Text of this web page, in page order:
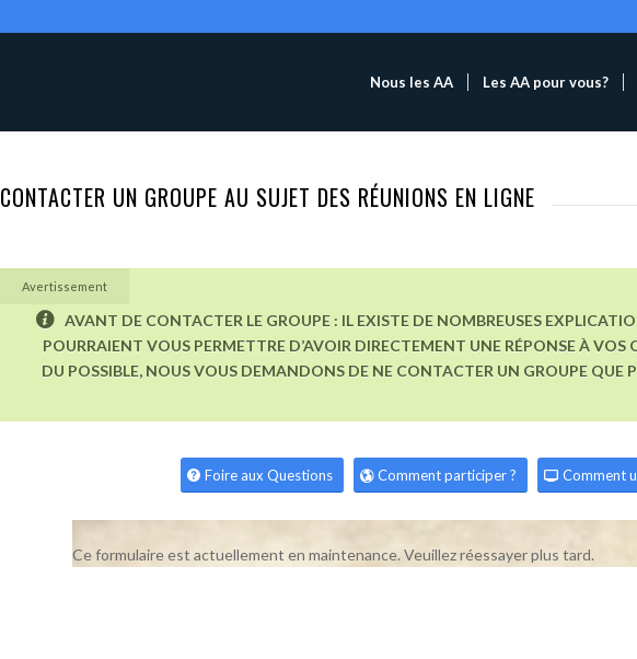
Nous les AA Les AA pour vous?
CONTACTER UN GROUPE AU SUJET DES RÉUNIONS EN LIGNE
Avertissement
AVANT DE CONTACTER LE GROUPE : IL EXISTE DE NOMBREUSES
POURRAIENT VOUS PERMETTRE D’AVOIR DIRECTEMENT UNE RÉPONSE À VOS
DU POSSIBLE, NOUS VOUS DEMANDONS DE NE CONTACTER UN GROUPE QUE
Foire aux Questions Comment participer ? Comment
Ce formulaire est actuellement en maintenance. Veuillez réessayer plus tard.